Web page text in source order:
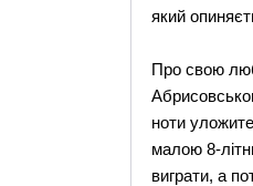
який
Про свою
ноти
малою 8-
виграти, а